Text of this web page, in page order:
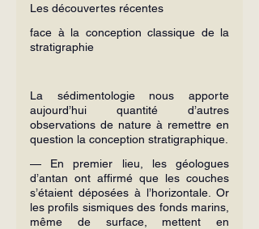
Les découvertes récentes
face à la conception classique de la
stratigraphie
La sédimentologie nous apporte
aujourd’hui quantité d’autres
observations de nature à remettre en
question la conception stratigraphique.
— En premier lieu, les géologues
d’antan ont affirmé que les couches
s’étaient déposées à l’horizontale. Or
les profils sismiques des fonds marins,
même de surface, mettent en